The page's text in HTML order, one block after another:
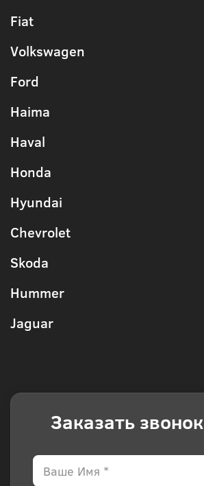
Fiat
Volkswagen
Ford
Haima
Haval
Honda
Hyundai
Chevrolet
Skoda
Hummer
Jaguar
Заказать звонок